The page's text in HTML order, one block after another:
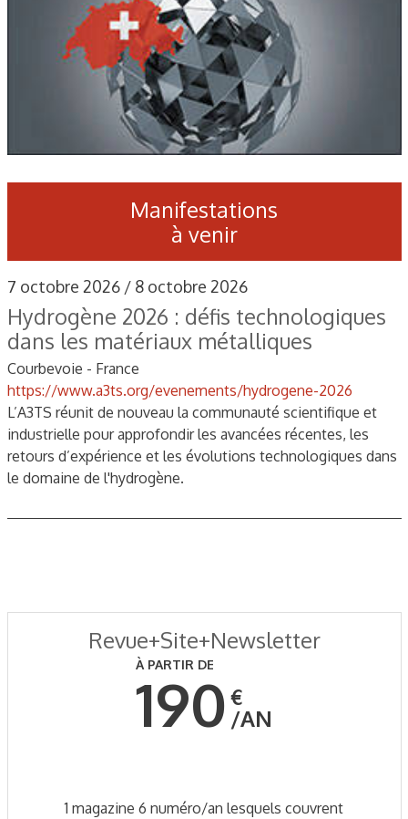
Manifestations
à venir
7 octobre 2026 / 8 octobre 2026
Hydrogène 2026 : défis technologiques
dans les matériaux métalliques
Courbevoie - France
https://www.a3ts.org/evenements/hydrogene-2026
L’A3TS réunit de nouveau la communauté scientifique et
industrielle pour approfondir les avancées récentes, les
retours d’expérience et les évolutions technologiques dans
le domaine de l'hydrogène.
Revue+Site+Newsletter
À PARTIR DE
190€
AN
1 magazine 6 numéro/an lesquels couvrent